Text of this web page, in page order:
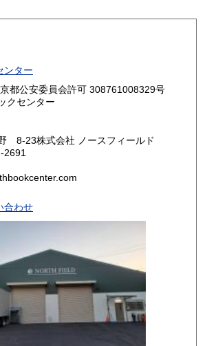
350円 静岡県 350円
350円
350円 和歌山県
350円
350円 愛媛県
350円 福岡県
350円 長崎県
ンター
京都公安委員会許可 308761008329号
クセンター
8-23株式会社 ノースフィールド
2691
合わせ